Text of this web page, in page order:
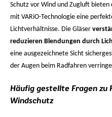
Schutz vor Wind und Zugluft
mit VARiO-Technologie eine
Lichtverhältnisse. Die Gläser
reduzieren Blendungen durch
eine ausgezeichnete Sicht
der Augen beim Radfahren
Häufig gestellte Fragen zu
Windschutz